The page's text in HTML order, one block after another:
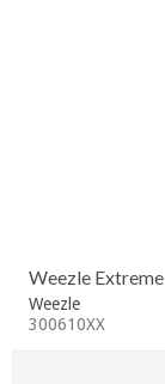
Weezle Extreme
Weezle
300610XX